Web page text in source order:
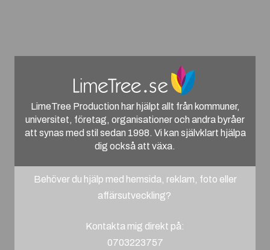
LimeTree Production har hjälpt allt från kommuner,
universitet, företag, organisationer och andra byråer
att synas med stil sedan 1998. Vi kan självklart hjälpa
dig också att växa.
Behöver du hjälp med hemsida, reklam, foto eller
affärsutveckling?
Kontakta mig direkt på:
0703223757